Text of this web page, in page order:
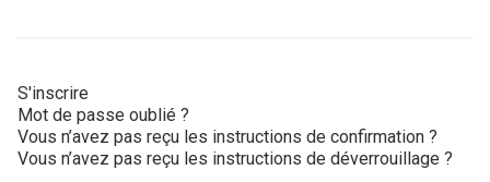
S'inscrire
Mot de passe oublié ?
Vous n’avez pas reçu les instructions de confirmation ?
Vous n’avez pas reçu les instructions de déverrouillage ?